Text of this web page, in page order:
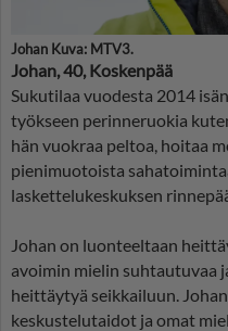
Johan Kuva: MTV3.
Johan, 40, Koskenpää
Sukutilaa vuodesta 2014
työkseen perinneruokia
hän vuokraa peltoa, hoitaa
pienimuotoista
laskettelukeskuksen
Johan on luonteeltaan
avoimin mielin suhtautuvaa
heittäytyä seikkailuun.
keskustelutaidot ja omat